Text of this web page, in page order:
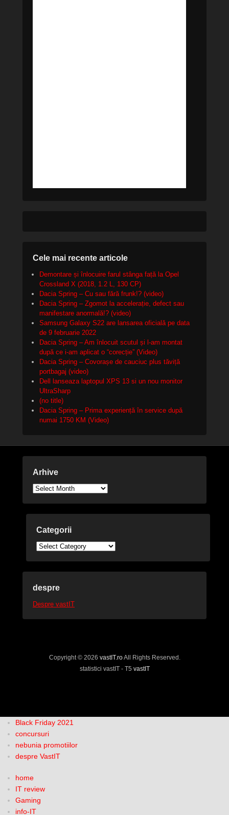
Cele mai recente articole
Demontare și înlocuire farul stânga față la Opel
Crossland X (2018, 1.2 L, 130 CP)
Dacia Spring – Cu sau fără frunk!? (video)
Dacia Spring – Zgomot la accelerație, defect sau
manifestare anormală!? (video)
Samsung Galaxy S22 are lansarea oficială pe data
de 9 februarie 2022
Dacia Spring – Am înlocuit scutul și l-am montat
după ce i-am aplicat o “corecție” (Video)
Dacia Spring – Covorașe de cauciuc plus tăviță
portbagaj (video)
Dell lanseaza laptopul XPS 13 si un nou monitor
UltraSharp
(no title)
Dacia Spring – Prima experiență în service după
numai 1750 KM (Video)
Arhive
Arhive
Categorii
Categorii
despre
Despre vastIT
Copyright © 2026 vastIT.roAll Rights Reserved.
statistici vastIT - T5 vastIT
Black Friday 2021
concursuri
nebunia promotiilor
despre VastIT
home
IT review
Gaming
info-IT